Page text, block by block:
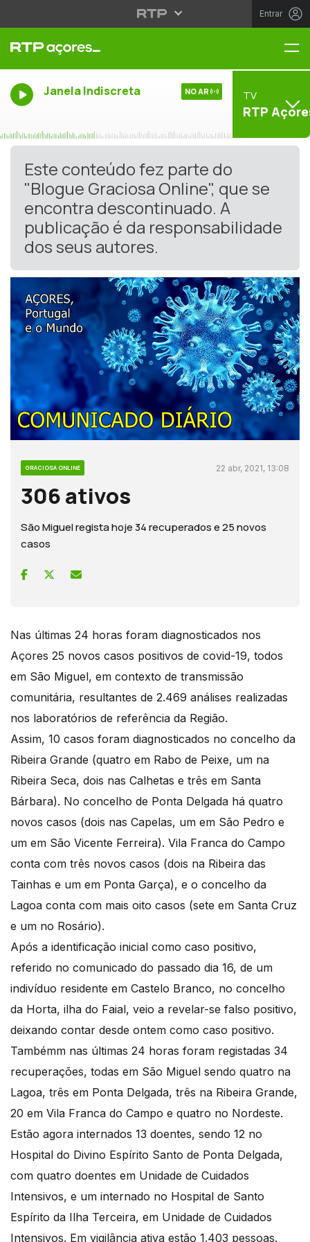
Entrar
Janela Indiscreta NO AR TV
RTP
Este conteúdo fez parte do
"Blogue Graciosa Online", que se
encontra descontinuado. A
publicação é da responsabilidade
dos seus autores.
GRACIOSA ONLINE 22 abr, 2021, 13:08
306 ativos
São Miguel regista hoje 34 recuperados e 25 novos
casos
Nas últimas 24 horas foram diagnosticados nos
Açores 25 novos casos positivos de covid-19, todos
em São Miguel, em contexto de transmissão
comunitária, resultantes de 2.469 análises realizadas
nos laboratórios de referência da Região.
Assim, 10 casos foram diagnosticados no concelho da
Ribeira Grande (quatro em Rabo de Peixe, um na
Ribeira Seca, dois nas Calhetas e três em Santa
Bárbara). No concelho de Ponta Delgada há quatro
novos casos (dois nas Capelas, um em São Pedro e
um em São Vicente Ferreira). Vila Franca do Campo
conta com três novos casos (dois na Ribeira das
Tainhas e um em Ponta Garça), e o concelho da
Lagoa conta com mais oito casos (sete em Santa Cruz
e um no Rosário).
Após a identificação inicial como caso positivo,
referido no comunicado do passado dia 16, de um
indivíduo residente em Castelo Branco, no concelho
da Horta, ilha do Faial, veio a revelar-se falso positivo,
deixando contar desde ontem como caso positivo.
Tambémm nas últimas 24 horas foram registadas 34
recuperações, todas em São Miguel sendo quatro na
Lagoa, três em Ponta Delgada, três na Ribeira Grande,
20 em Vila Franca do Campo e quatro no Nordeste.
Estão agora internados 13 doentes, sendo 12 no
Hospital do Divino Espírito Santo de Ponta Delgada,
com quatro doentes em Unidade de Cuidados
Intensivos, e um internado no Hospital de Santo
Espírito da Ilha Terceira, em Unidade de Cuidados
Intensivos. Em vigilância ativa estão 1.403 pessoas.